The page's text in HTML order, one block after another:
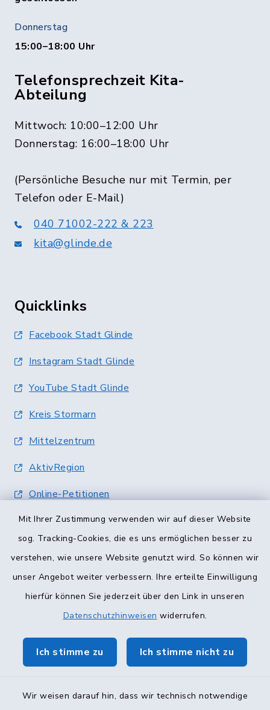
Mit Ihrer Zustimmung verwenden wir auf dieser Website
sog. Tracking-Cookies, die es uns ermöglichen besser zu
verstehen, wie unsere Website genutzt wird. So können wir
unser Angebot weiter verbessern. Ihre erteilte Einwilligung
hierfür können Sie jederzeit über den Link in unseren
Datenschutzhinweisen widerrufen.
Ich stimme zu Ich stimme nicht zu
Wir weisen darauf hin, dass wir technisch notwendige
Donnerstag
15:00–18:00 Uhr
Telefonsprechzeit Kita-
Abteilung
Mittwoch: 10:00–12:00 Uhr
Donnerstag: 16:00–18:00 Uhr
(Persönliche Besuche nur mit Termin, per
Telefon oder E-Mail)
040 71002-222 & 223
kita@glinde.de
Quicklinks
Facebook Stadt Glinde
Instagram Stadt Glinde
YouTube Stadt Glinde
Kreis Stormarn
Mittelzentrum
AktivRegion
Online-Petitionen
Terminvergabe